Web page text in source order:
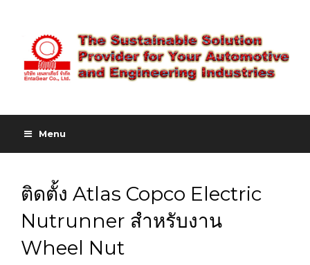
Menu
ติดตั้ง Atlas Copco Electric
Nutrunner สำหรับงาน
Wheel Nut